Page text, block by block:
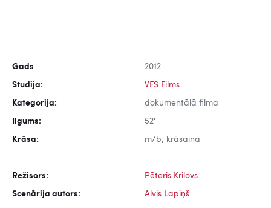
Gads 2012
Studija: VFS Films
Kategorija: dokumentālā filma
Ilgums: 52'
Krāsa: m/b; krāsaina
Režisors: Pēteris Krilovs
Scenārija autors: Alvis Lapiņš